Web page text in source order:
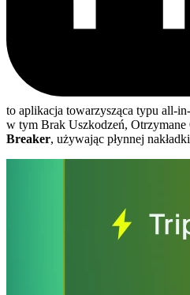
to aplikacja towarzysząca typu all-
w tym Brak Uszkodzeń,
Breaker, używając płynnej